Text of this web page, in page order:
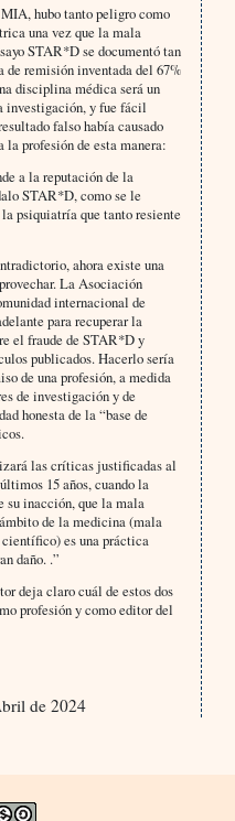
hubo tanto peligro como
una vez que la mala
STAR*D se documentó tan
remisión inventada del 67%
disciplina médica será un
investigación, y fue fácil
falso había causado
profesión de esta manera:
a la reputación de la
STAR*D, como se le
psiquiatría que tanto resiente
ahora existe una
La Asociación
internacional de
para recuperar la
el fraude de STAR*D y
publicados. Hacerlo sería
de una profesión, a medida
de investigación y de
honesta de la “base de
las críticas justificadas al
15 años, cuando la
su inacción, que la mala
de la medicina (mala
es una práctica
daño. .”
deja claro cuál de estos dos
profesión y como editor del
de 2024